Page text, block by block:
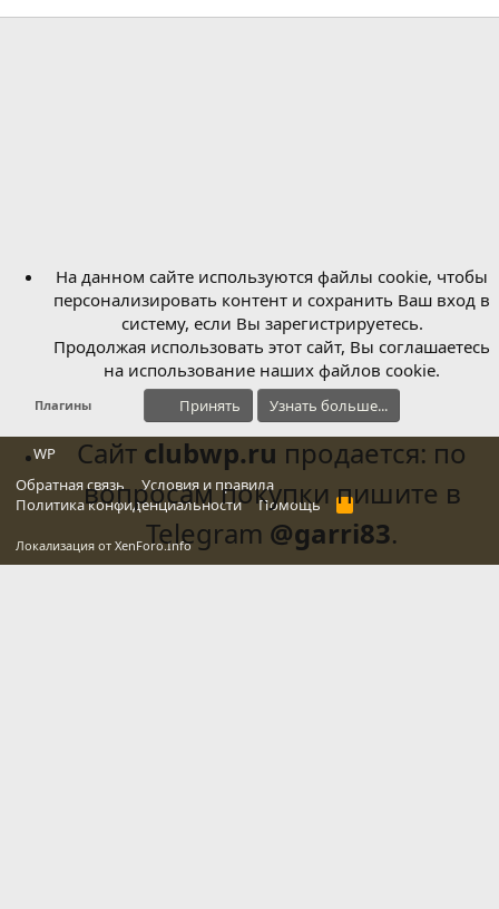
Плагины
WP
Обратная связь
Условия и правила
Политика конфиденциальности
Помощь
R
S
Локализация от XenForo.Info
На данном сайте используются файлы cookie, чтобы
персонализировать контент и сохранить Ваш вход в
систему, если Вы зарегистрируетесь.
Продолжая использовать этот сайт, Вы соглашаетесь
на использование наших файлов cookie.
Принять Узнать больше...
Сайт clubwp.ru продается: по
вопросам покупки пишите в
Telegram @garri83.